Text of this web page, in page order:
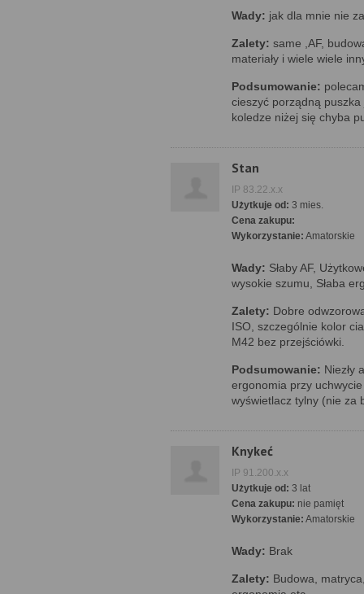
Wady: jak dla mnie nie
Zalety: same ,AF,
materiały i wiele wiele
Podsumowanie:
cieszyć porządną
koledze niżej się chyba
Stan
IP 83.22.x.x
Użytkuje od: 3 mies.
Cena zakupu:
Wykorzystanie: Amatorskie
Wady: Słaby AF,
wysokie szumu, Słaba
Zalety: Dobre
ISO, szczególnie kolor
M42 bez przejściówki.
Podsumowanie: Niezły
ergonomia przy
wyświetlacz tylny (nie za
Knykeć
IP 91.200.x.x
Użytkuje od: 3 lat
Cena zakupu: nie pamięt
Wykorzystanie: Amatorskie
Wady: Brak
Zalety: Budowa,